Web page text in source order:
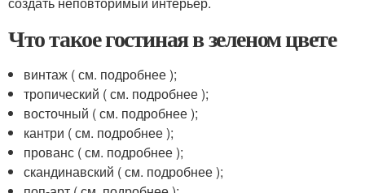
Что такое гостиная в зеленом цвете
винтаж ( см. подробнее );
тропический ( см. подробнее );
восточный ( см. подробнее );
кантри ( см. подробнее );
прованс ( см. подробнее );
скандинавский ( см. подробнее );